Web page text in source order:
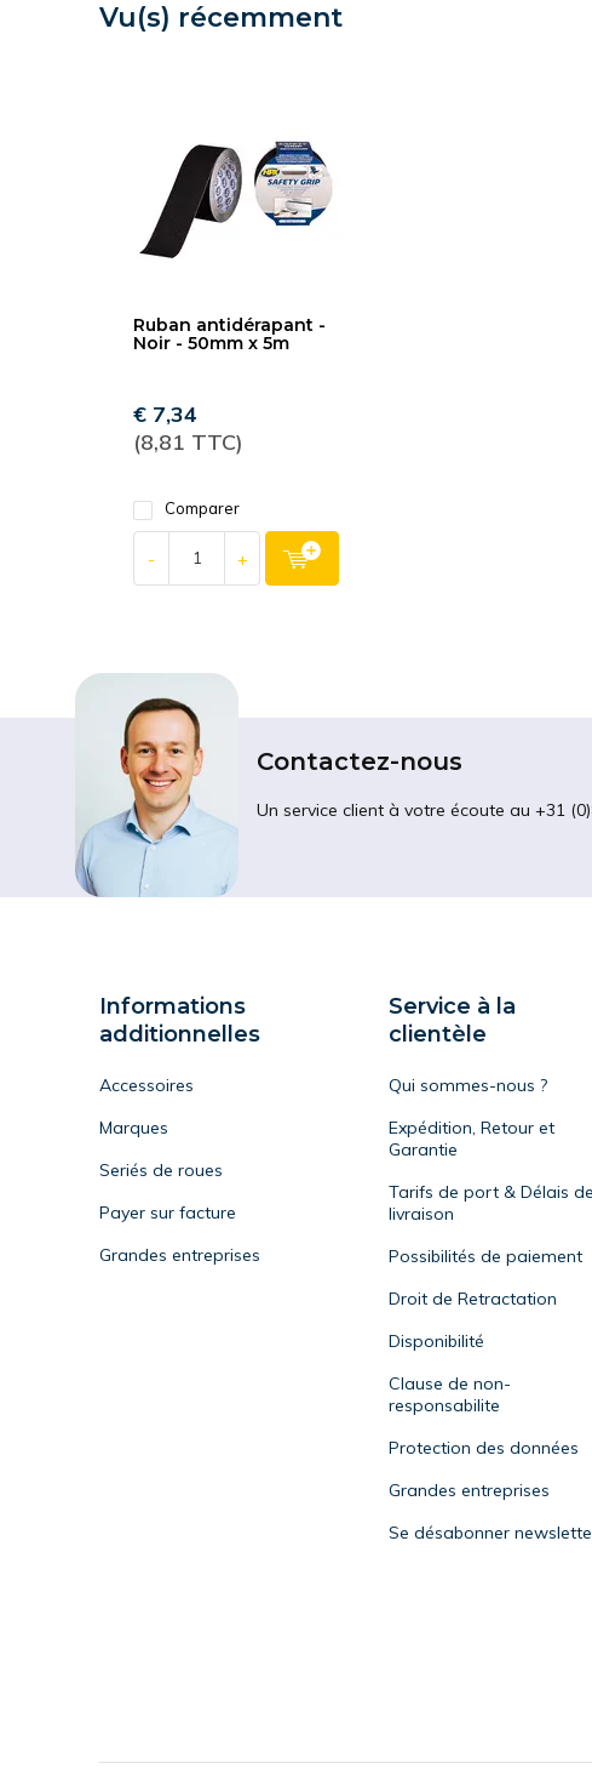
Vu(s) récemment
Ruban antidérapant -
Noir - 50mm x 5m
€ 7,34
(8,81 TTC)
Comparer
- +
Contactez-nous
Un service client à votre écoute au +31
Informations
additionnelles
Accessoires
Marques
Seriés de roues
Payer sur facture
Grandes entreprises
Service à la
clientèle
Qui sommes-nous ?
Expédition, Retour et
Garantie
Tarifs de port & Délais de
livraison
Possibilités de paiement
Droit de Retractation
Disponibilité
Clause de non-
responsabilite
Protection des données
Grandes entreprises
Se désabonner